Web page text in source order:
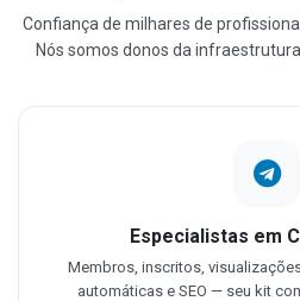
Confiança de milhares de
Nós somos donos da
Especialistas em
Membros, inscritos,
automáticas e SEO — seu kit